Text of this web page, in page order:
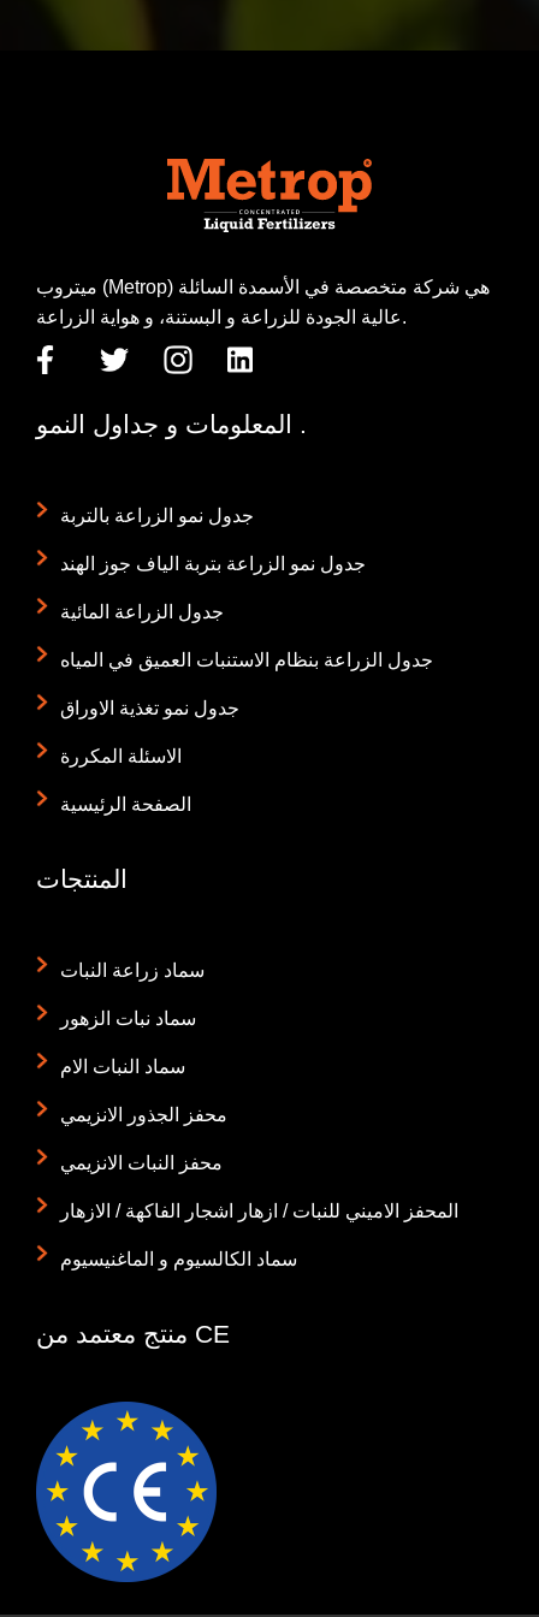
ميتروب (Metrop) هي شركة متخصصة في الأسمدة السائلة
عالية الجودة للزراعة و البستنة، و هواية الزراعة.
المعلومات و جداول النمو .
جدول نمو الزراعة بالتربة
جدول نمو الزراعة بتربة الياف جوز الهند
جدول الزراعة المائية
جدول الزراعة بنظام الاستنبات العميق في المياه
جدول نمو تغذية الاوراق
الاسئلة المكررة
الصفحة الرئيسية
المنتجات
سماد زراعة النبات
سماد نبات الزهور
سماد النبات الام
محفز الجذور الانزيمي
محفز النبات الانزيمي
المحفز الاميني للنبات / ازهار اشجار الفاكهة / الازهار
سماد الكالسيوم و الماغنيسيوم
منتج معتمد من CE